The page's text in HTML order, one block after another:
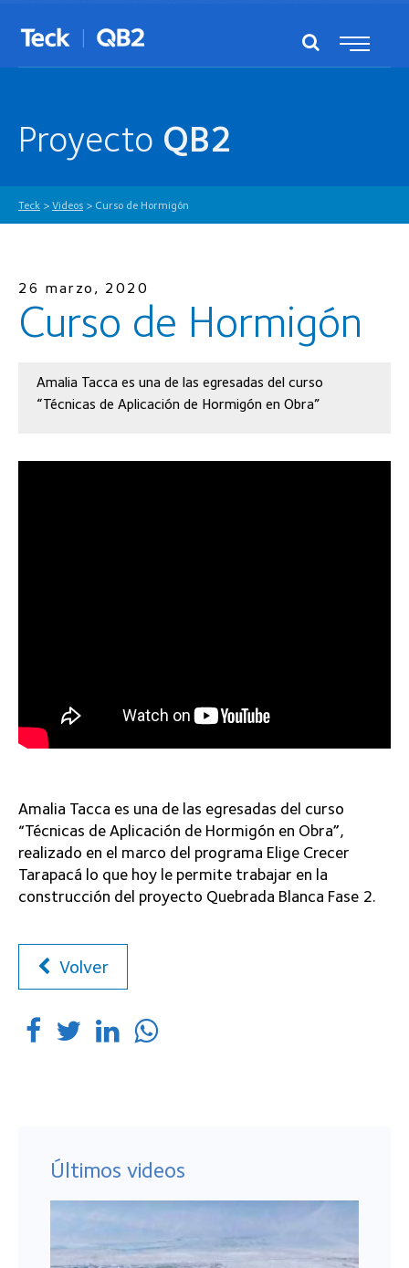
Proyecto QB2
Teck > Videos > Curso de Hormigón
26 marzo, 2020
Curso de Hormigón
Amalia Tacca es una de las egresadas del curso
“Técnicas de Aplicación de Hormigón en Obra”
Amalia Tacca es una de las egresadas del curso
“Técnicas de Aplicación de Hormigón en Obra”,
realizado en el marco del programa Elige Crecer
Tarapacá lo que hoy le permite trabajar en la
construcción del proyecto Quebrada Blanca Fase 2.
Volver
Últimos videos